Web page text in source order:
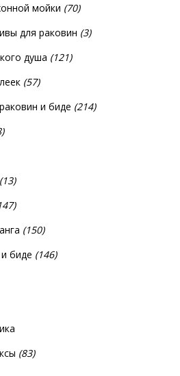
мойки (70)
для раковин (3)
душа (121)
(57)
и биде (214)
(13)
(150)
биде (146)
(83)